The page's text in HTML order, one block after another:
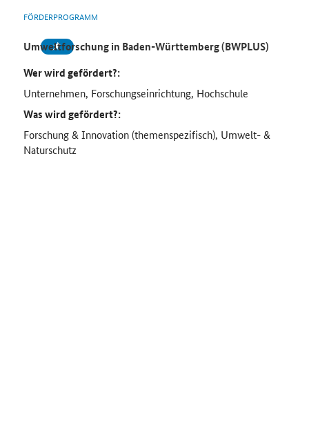
FÖRDERPROGRAMM
Umweltforschung in Baden-Württemberg (BWPLUS)
Wer wird gefördert?:
Unternehmen, Forschungseinrichtung, Hochschule
Was wird gefördert?:
Forschung & Innovation (themenspezifisch), Umwelt- &
Naturschutz